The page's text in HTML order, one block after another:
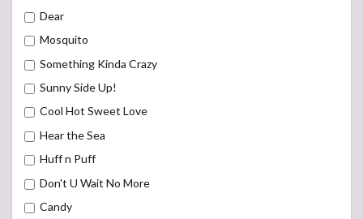
Dear
Mosquito
Something Kinda Crazy
Sunny Side Up!
Cool Hot Sweet Love
Hear the Sea
Huff n Puff
Don't U Wait No More
Candy